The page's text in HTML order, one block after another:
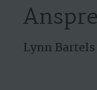
Lynn Bartels